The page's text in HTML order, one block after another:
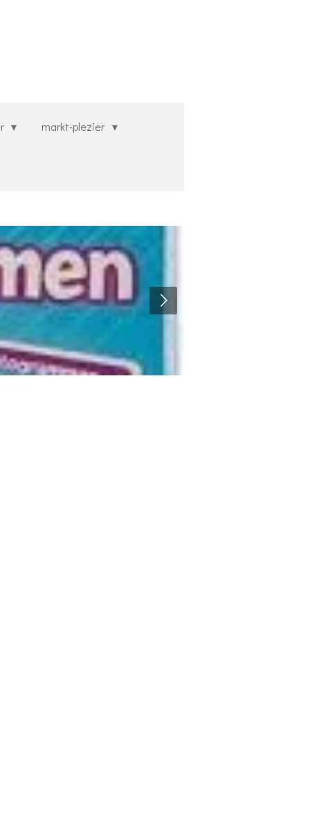
markt-plezier